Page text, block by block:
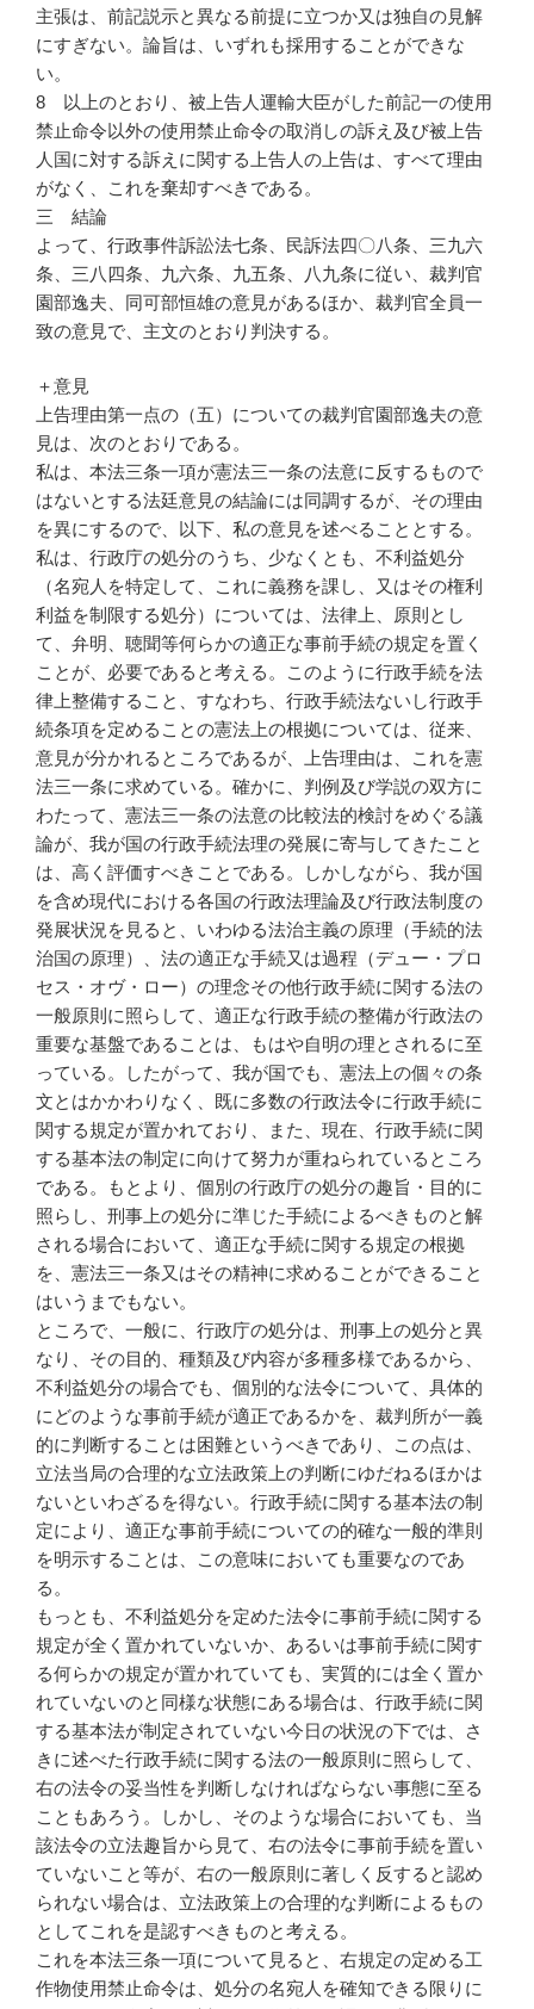
主張は、前記説示と異なる前提に立つか又は独自の見解
にすぎない。論旨は、いずれも採用することができな
い。
8 以上のとおり、被上告人運輸大臣がした前記一の使用
禁止命令以外の使用禁止命令の取消しの訴え及び被上告
人国に対する訴えに関する上告人の上告は、すべて理由
がなく、これを棄却すべきである。
三 結論
よって、行政事件訴訟法七条、民訴法四〇八条、三九六
条、三八四条、九六条、九五条、八九条に従い、裁判官
園部逸夫、同可部恒雄の意見があるほか、裁判官全員一
致の意見で、主文のとおり判決する。
＋意見
上告理由第一点の（五）についての裁判官園部逸夫の意
見は、次のとおりである。
私は、本法三条一項が憲法三一条の法意に反するもので
はないとする法廷意見の結論には同調するが、その理由
を異にするので、以下、私の意見を述べることとする。
私は、行政庁の処分のうち、少なくとも、不利益処分
（名宛人を特定して、これに義務を課し、又はその権利
利益を制限する処分）については、法律上、原則とし
て、弁明、聴聞等何らかの適正な事前手続の規定を置く
ことが、必要であると考える。このように行政手続を法
律上整備すること、すなわち、行政手続法ないし行政手
続条項を定めることの憲法上の根拠については、従来、
意見が分かれるところであるが、上告理由は、これを憲
法三一条に求めている。確かに、判例及び学説の双方に
わたって、憲法三一条の法意の比較法的検討をめぐる議
論が、我が国の行政手続法理の発展に寄与してきたこと
は、高く評価すべきことである。しかしながら、我が国
を含め現代における各国の行政法理論及び行政法制度の
発展状況を見ると、いわゆる法治主義の原理（手続的法
治国の原理）、法の適正な手続又は過程（デュー・プロ
セス・オヴ・ロー）の理念その他行政手続に関する法の
一般原則に照らして、適正な行政手続の整備が行政法の
重要な基盤であることは、もはや自明の理とされるに至
っている。したがって、我が国でも、憲法上の個々の条
文とはかかわりなく、既に多数の行政法令に行政手続に
関する規定が置かれており、また、現在、行政手続に関
する基本法の制定に向けて努力が重ねられているところ
である。もとより、個別の行政庁の処分の趣旨・目的に
照らし、刑事上の処分に準じた手続によるべきものと解
される場合において、適正な手続に関する規定の根拠
を、憲法三一条又はその精神に求めることができること
はいうまでもない。
ところで、一般に、行政庁の処分は、刑事上の処分と異
なり、その目的、種類及び内容が多種多様であるから、
不利益処分の場合でも、個別的な法令について、具体的
にどのような事前手続が適正であるかを、裁判所が一義
的に判断することは困難というべきであり、この点は、
立法当局の合理的な立法政策上の判断にゆだねるほかは
ないといわざるを得ない。行政手続に関する基本法の制
定により、適正な事前手続についての的確な一般的準則
を明示することは、この意味においても重要なのであ
る。
もっとも、不利益処分を定めた法令に事前手続に関する
規定が全く置かれていないか、あるいは事前手続に関す
る何らかの規定が置かれていても、実質的には全く置か
れていないのと同様な状態にある場合は、行政手続に関
する基本法が制定されていない今日の状況の下では、さ
きに述べた行政手続に関する法の一般原則に照らして、
右の法令の妥当性を判断しなければならない事態に至る
こともあろう。しかし、そのような場合においても、当
該法令の立法趣旨から見て、右の法令に事前手続を置い
ていないこと等が、右の一般原則に著しく反すると認め
られない場合は、立法政策上の合理的な判断によるもの
としてこれを是認すべきものと考える。
これを本法三条一項について見ると、右規定の定める工
作物使用禁止命令は、処分の名宛人を確知できる限りに